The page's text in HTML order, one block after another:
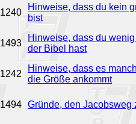
1240
Hinweise, dass du kein
bist
1493
Hinweise, dass du
der Bibel hast
1242
Hinweise, dass es
die Größe ankommt
1494 Gründe, den Jacobsweg